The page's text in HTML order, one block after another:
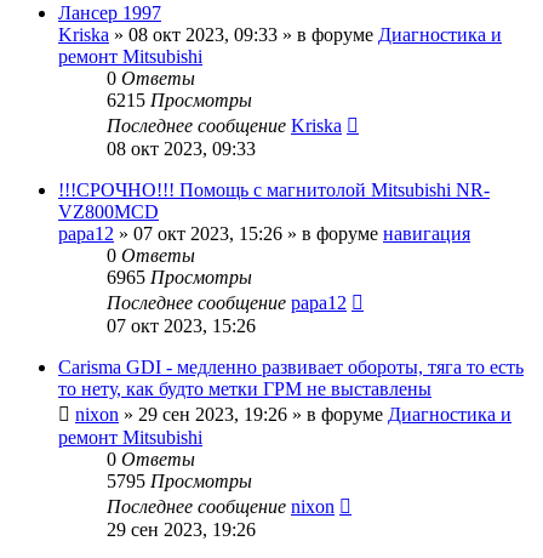
Лансер 1997
Kriska » 08 окт 2023, 09:33 » в форуме Диагностика и
ремонт Mitsubishi
0 Ответы
6215 Просмотры
Последнее сообщение Kriska
08 окт 2023, 09:33
!!!СРОЧНО!!! Помощь с магнитолой Mitsubishi NR-
VZ800MCD
papa12 » 07 окт 2023, 15:26 » в форуме навигация
0 Ответы
6965 Просмотры
Последнее сообщение papa12
07 окт 2023, 15:26
Carisma GDI - медленно развивает обороты, тяга то есть
то нету, как будто метки ГРМ не выставлены
nixon » 29 сен 2023, 19:26 » в форуме Диагностика и
ремонт Mitsubishi
0 Ответы
5795 Просмотры
Последнее сообщение nixon
29 сен 2023, 19:26